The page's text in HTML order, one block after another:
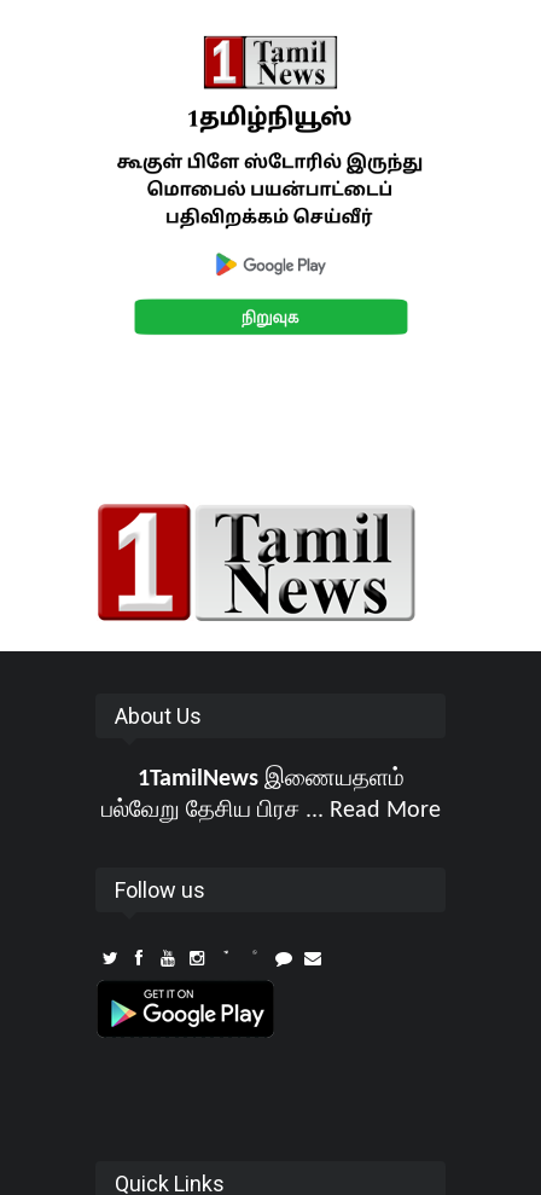
About Us
1TamilNewsஇணையதளம்
பல்வேறு தேசிய பிரச ... Read More
Follow us
Quick Links